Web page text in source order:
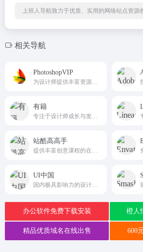
上班人导航致力于优质、实用的网络站点资源
相关导航
PhotoshopVIP
有籍
站酷高高手
UI中国
办公软件免费下载安装 橙人
精品优质域名在线出售 600